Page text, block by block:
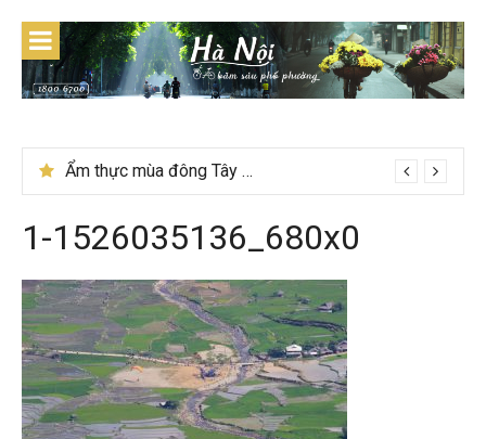
content
Ẩm thực mùa đông Tây Bắc có gì đặc biệt
1-1526035136_680x0